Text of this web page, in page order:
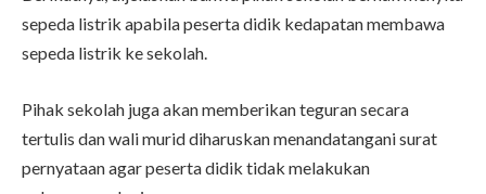
sepeda listrik apabila peserta didik kedapatan membawa
sepeda listrik ke sekolah.
Pihak sekolah juga akan memberikan teguran secara
tertulis dan wali murid diharuskan menandatangani surat
pernyataan agar peserta didik tidak melakukan